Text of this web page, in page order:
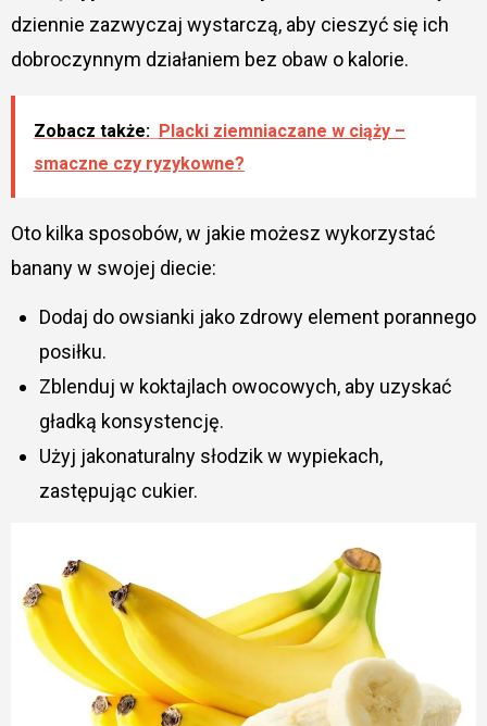
dziennie zazwyczaj wystarczą, aby cieszyć się ich
dobroczynnym działaniem bez obaw o kalorie.
Zobacz także: Placki ziemniaczane w ciąży –
smaczne czy ryzykowne?
Oto kilka sposobów, w jakie możesz wykorzystać
banany w swojej diecie:
Dodaj do owsianki jako zdrowy element porannego
posiłku.
Zblenduj w koktajlach owocowych, aby uzyskać
gładką konsystencję.
Użyj jakonaturalny słodzik w wypiekach,
zastępując cukier.